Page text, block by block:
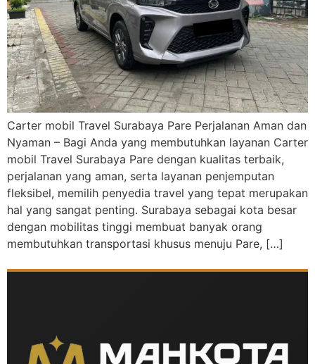
Carter mobil Travel Surabaya Pare Perjalanan Aman dan
Nyaman – Bagi Anda yang membutuhkan layanan Carter
mobil Travel Surabaya Pare dengan kualitas terbaik,
perjalanan yang aman, serta layanan penjemputan
fleksibel, memilih penyedia travel yang tepat merupakan
hal yang sangat penting. Surabaya sebagai kota besar
dengan mobilitas tinggi membuat banyak orang
membutuhkan transportasi khusus menuju Pare, […]